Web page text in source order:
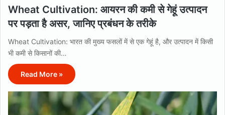
Wheat Cultivation: आयरन की कमी से गेहूं उत्पादन
पर पड़ता है असर, जानिए प्रबंधन के तरीके
Wheat Cultivation: भारत की मुख्य फसलों में से एक गेहूं है, और उत्पादन में किसी
भी कमी से किसानों की…
Read More »